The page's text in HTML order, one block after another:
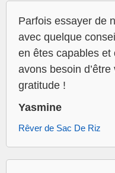
Parfois essayer de
avec quelque
en êtes capables et
avons besoin
gratitude !
Yasmine
Rêver de Sac De Riz